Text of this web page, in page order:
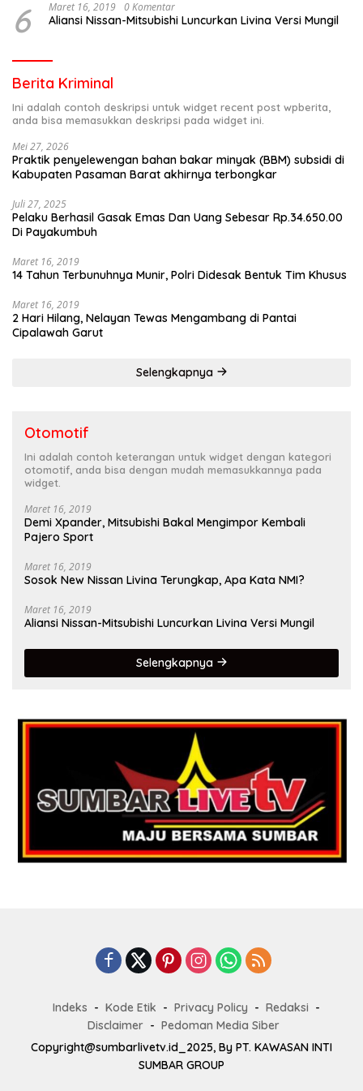
6 Maret 16, 2019 0 Komentar
Aliansi Nissan-Mitsubishi Luncurkan Livina Versi Mungil
Berita Kriminal
Ini adalah contoh deskripsi untuk widget recent post wpberita,
anda bisa memasukkan deskripsi pada widget ini.
Mei 27, 2026
Praktik penyelewengan bahan bakar minyak (BBM) subsidi di
Kabupaten Pasaman Barat akhirnya terbongkar
Juli 27, 2025
Pelaku Berhasil Gasak Emas Dan Uang Sebesar Rp.34.650.00
Di Payakumbuh
Maret 16, 2019
14 Tahun Terbunuhnya Munir, Polri Didesak Bentuk Tim Khusus
Maret 16, 2019
2 Hari Hilang, Nelayan Tewas Mengambang di Pantai
Cipalawah Garut
Selengkapnya
Otomotif
Ini adalah contoh keterangan untuk widget dengan kategori
otomotif, anda bisa dengan mudah memasukkannya pada
widget.
Maret 16, 2019
Demi Xpander, Mitsubishi Bakal Mengimpor Kembali
Pajero Sport
Maret 16, 2019
Sosok New Nissan Livina Terungkap, Apa Kata NMI?
Maret 16, 2019
Aliansi Nissan-Mitsubishi Luncurkan Livina Versi Mungil
Selengkapnya
Indeks Kode Etik Privacy Policy
Redaksi
Disclaimer
Pedoman Media Siber
Copyright@sumbarlivetv.id_2025, By PT. KAWASAN INTI
SUMBAR GROUP